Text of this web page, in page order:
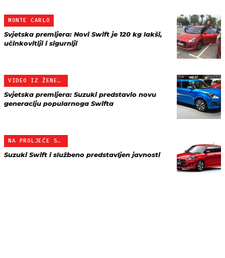
MONTE CARLO
Svjetska premijera: Novi Swift je 120 kg lakši,
učinkovitiji i sigurniji
VIDEO IZ ŽENEVE
Svjetska premijera: Suzuki predstavio novu
generaciju popularnoga Swifta
NA PROLJEĆE STIŽE U EURO…
Suzuki Swift i službeno predstavljen javnosti